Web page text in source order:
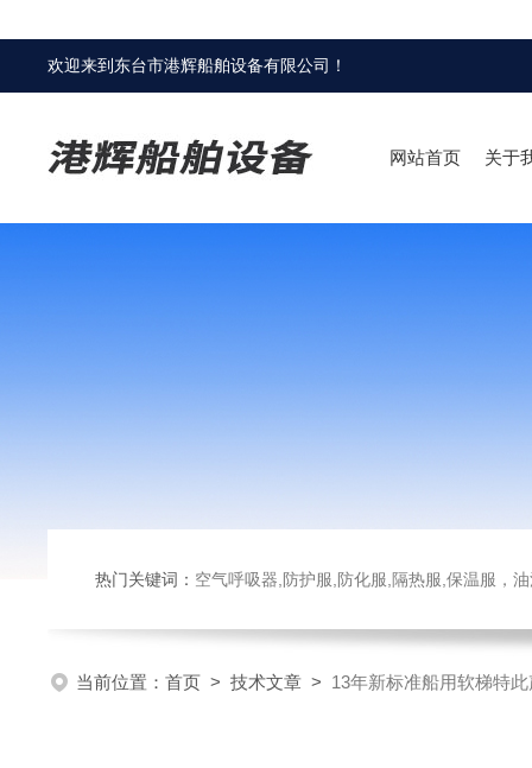
欢迎来到 东台市港辉船舶设备有限公司 ！
网站首页 关于
热门关键词： 空气呼吸器,防护服,防化服,隔热服,保温服，
当前位置： 首页 > 技术文章 > 13年新标准船用软梯特